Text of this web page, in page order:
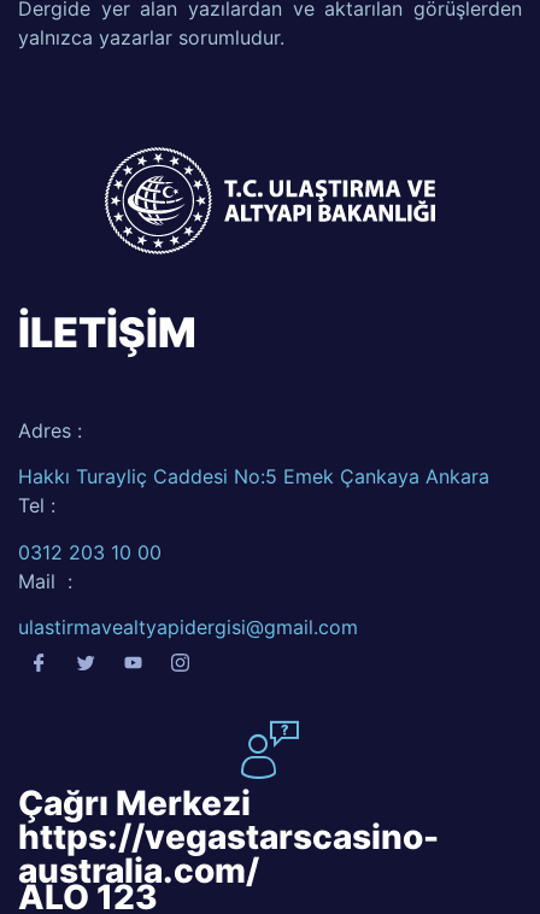
Dergide yer alan yazılardan ve aktarılan görüşlerden
yalnızca yazarlar sorumludur.
İLETİŞİM
Adres :
Hakkı Turayliç Caddesi No:5 Emek Çankaya Ankara
Tel :
0312 203 10 00
Mail :
ulastirmavealtyapidergisi@gmail.com
Çağrı Merkezi
https://vegastarscasino-
australia.com/
ALO 123